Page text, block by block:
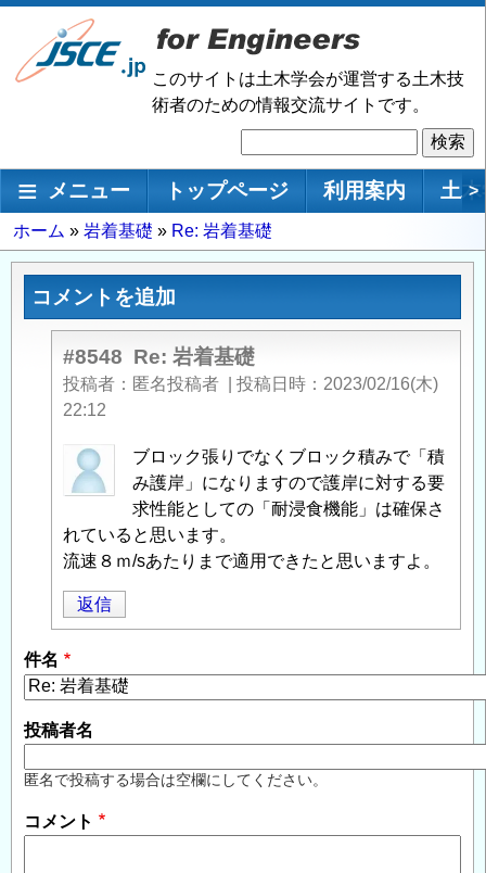
メ
ン
移
このサイトは土木学会が運営する土木技
術者のための情報交流サイトです。
索
メインナビゲーション
メニュー トップページ 利用案内 土 >
パ
ン
ず
ホーム 岩着基礎 Re: 岩着基礎
コメントを追加
#8548 Re: 岩着基礎
投稿者 匿名投稿者 投稿日時
2023/02/16(木)
22:12
匿
名
稿
者
に
よ
「
岩
着
基
礎」
の
ブロック張りでなくブロック積みで「積
み護岸」になりますので護岸に対する要
求性能としての「耐浸食機能」は確保さ
れていると思います。
流速８ｍ/sあたりまで適用できたと思いますよ。
返信
件名
投稿者名
匿名で投稿する場合は空欄にしてください。
コメント